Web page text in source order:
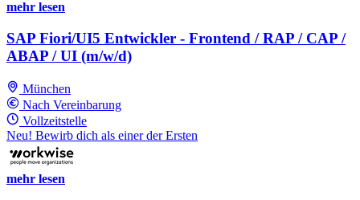
mehr lesen
SAP Fiori/UI5 Entwickler - Frontend / RAP / CAP /
ABAP / UI (m/w/d)
München
Nach Vereinbarung
Vollzeitstelle
Neu! Bewirb dich als einer der Ersten
mehr lesen